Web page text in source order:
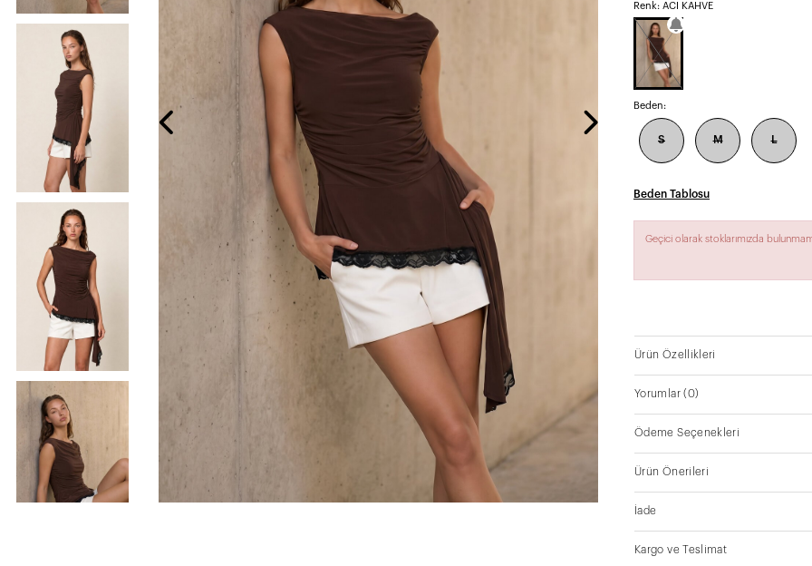
Renk: ACI KAHVE
Beden:
S M L
Beden Tablosu
Geçici olarak stoklarımızda
Ürün Özellikleri
Yorumlar(0)
Ödeme Seçenekleri
Ürün Önerileri
İade
Kargo ve Teslimat